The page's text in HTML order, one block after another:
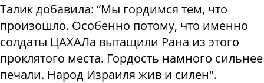
Талик добавила: “Мы гордимся тем, что
произошло. Особенно потому, что именно
солдаты ЦАХАЛа вытащили Рана из этого
проклятого места. Гордость намного сильнее
печали. Народ Израиля жив и силен".